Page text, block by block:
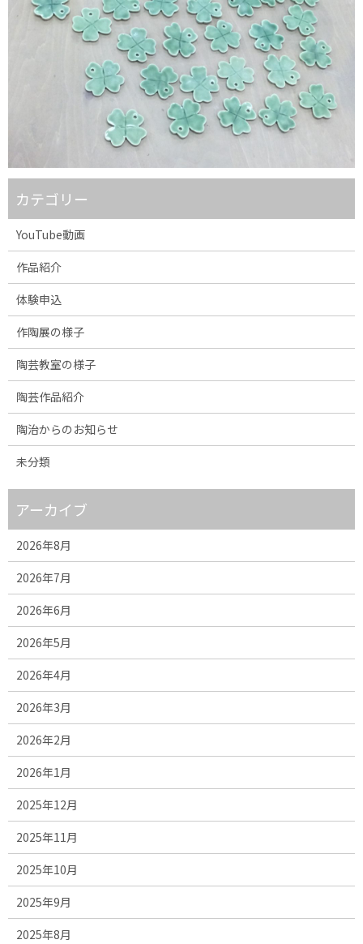
カテゴリー
YouTube動画
作品紹介
体験申込
作陶展の様子
陶芸教室の様子
陶芸作品紹介
陶治からのお知らせ
未分類
アーカイブ
2026年8月
2026年7月
2026年6月
2026年5月
2026年4月
2026年3月
2026年2月
2026年1月
2025年12月
2025年11月
2025年10月
2025年9月
2025年8月